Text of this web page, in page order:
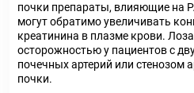
почки препараты, влияющие на
могут обратимо увеличивать
креатинина в плазме крови.
осторожностью у пациентов с
почечных артерий или стенозом
почки.